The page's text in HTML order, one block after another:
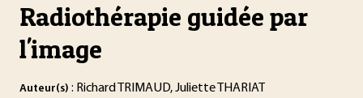
Radiothérapie guidée par
l'image
Auteur(s) : Richard TRIMAUD, Juliette THARIAT